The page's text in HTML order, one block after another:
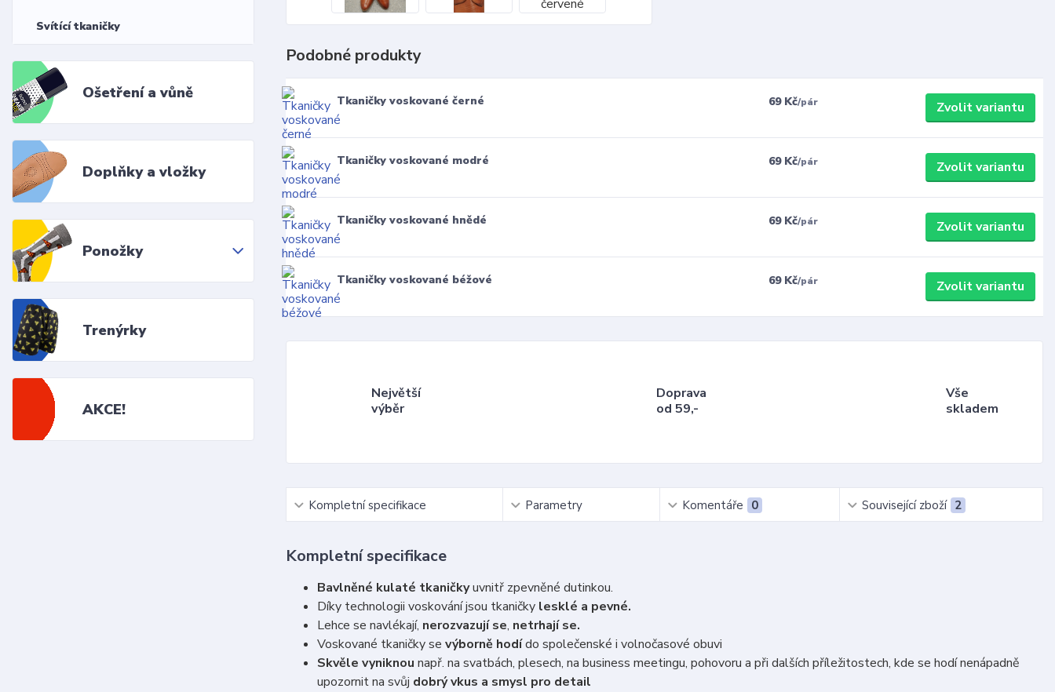
Svítící tkaničky
Ošetření a vůně
Doplňky a vložky
Ponožky
Trenýrky
AKCE!
Podobné produkty
Tkaničky voskované černé 69 Kč/pár Zvolit variantu
Tkaničky voskované modré 69 Kč/pár Zvolit variantu
Tkaničky voskované hnědé 69 Kč/pár Zvolit variantu
Tkaničky voskované béžové 69 Kč/pár Zvolit variantu
Největší
výběr
Doprava
od 59,-
Vše
skladem
Kompletní specifikace Parametry Komentáře 0 Související zboží 2
Kompletní specifikace
Bavlněné kulaté tkaničkyuvnitř zpevněné dutinkou.
Díky technologii voskování jsou tkaničky lesklé a pevné.
Lehce se navlékají, nerozvazují se, netrhají se.
Voskované tkaničky se výborně hodído společenské i volnočasové obuvi
Skvěle vyniknou např. na svatbách, plesech, na business meetingu, pohovoru a při dalších příležitostech, kde se hodí nenápadně
upozornit na svůj dobrý vkus a smysl pro detail